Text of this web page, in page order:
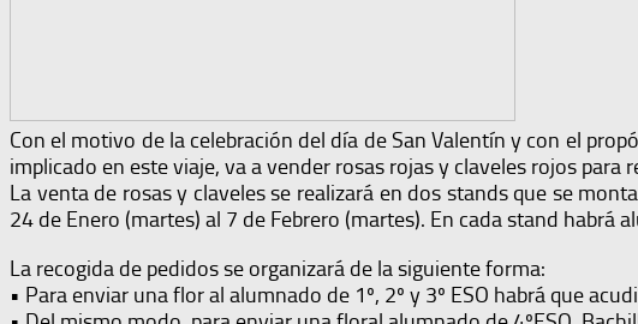
Con el motivo de la celebración del día de San Valentín y con el
implicado en este viaje, va a vender rosas rojas y claveles rojos para
La venta de rosas y claveles se realizará en dos stands que se
24 de Enero (martes) al 7 de Febrero (martes). En cada stand
La recogida de pedidos se organizará de la siguiente forma:
• Para enviar una flor al alumnado de 1º, 2º y 3º ESO habrá que